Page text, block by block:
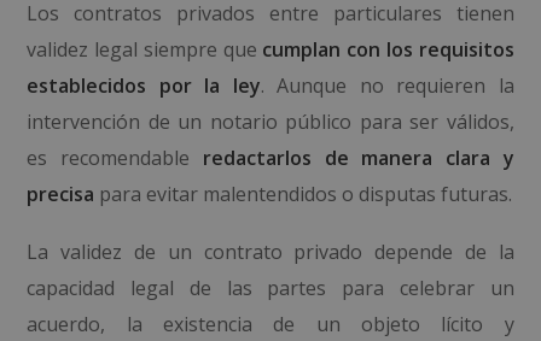
Los contratos privados entre particulares tienen
validez legal siempre que cumplan con los requisitos
establecidos por la ley. Aunque no requieren la
intervención de un notario público para ser válidos,
es recomendable redactarlos de manera clara y
precisa para evitar malentendidos o disputas futuras.
La validez de un contrato privado depende de la
capacidad legal de las partes para celebrar un
acuerdo, la existencia de un objeto lícito y